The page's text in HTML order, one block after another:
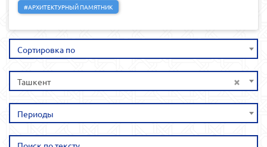
#АРХИТЕКТУРНЫЙ ПАМЯТНИК
Сортировка по
×
Ташкент
Периоды